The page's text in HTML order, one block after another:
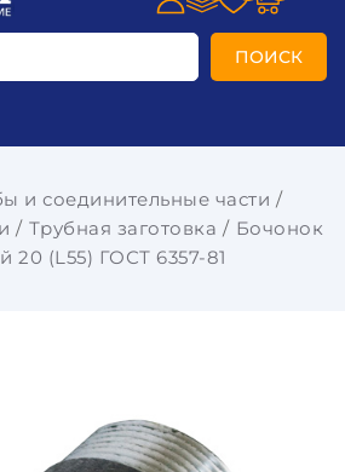
ПОИСК
и соединительные части
Трубная заготовка
Бочонок
20 (L55) ГОСТ 6357-81